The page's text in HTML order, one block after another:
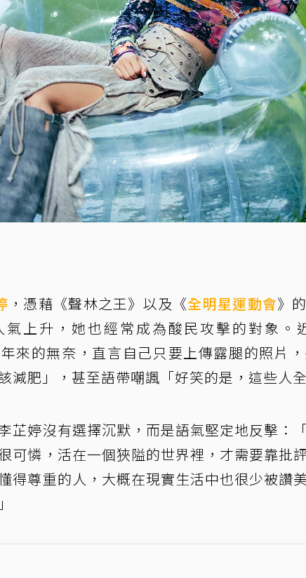
，憑藉《聲林之王》以及《全明星運動會》
氣上升，她也經常成為酸民攻擊的對象。
來的無奈，直言自己只要上傳露腿的照片
減肥」，甚至語帶嘲諷「好笑的是，這些人
芷婷沒有選擇沉默，而是語氣堅定地反擊：
可憐，活在一個狹隘的世界裡，才需要靠批
得尊重的人，大概在現實生活中也很少被讚